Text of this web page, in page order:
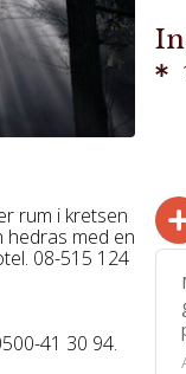
rum i kretsen
hedras med en
08-515 124
41 30 94.